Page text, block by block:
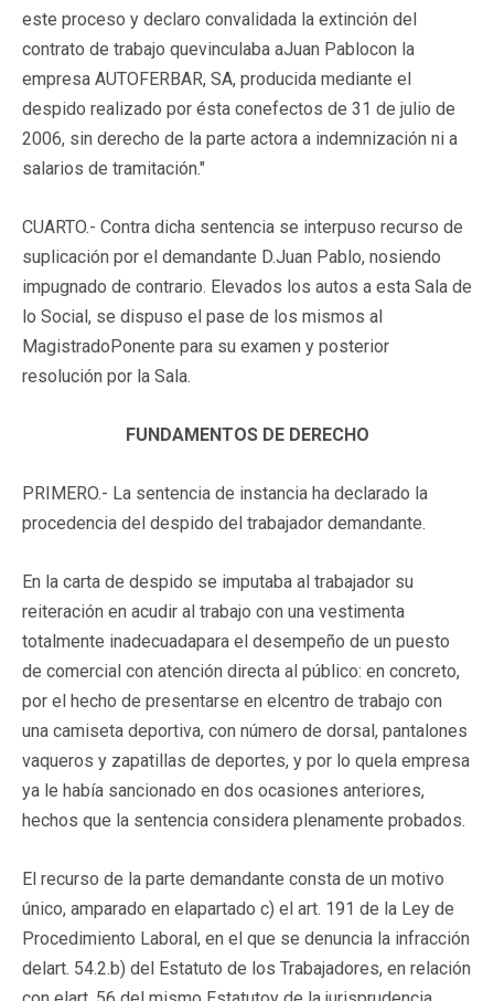
este proceso y declaro convalidada la extinción del
contrato de trabajo quevinculaba aJuan Pablocon la
empresa AUTOFERBAR, SA, producida mediante el
despido realizado por ésta conefectos de 31 de julio de
2006, sin derecho de la parte actora a indemnización ni a
salarios de tramitación."
CUARTO.- Contra dicha sentencia se interpuso recurso de
suplicación por el demandante D.Juan Pablo, nosiendo
impugnado de contrario. Elevados los autos a esta Sala de
lo Social, se dispuso el pase de los mismos al
MagistradoPonente para su examen y posterior
resolución por la Sala.
FUNDAMENTOS DE DERECHO
PRIMERO.- La sentencia de instancia ha declarado la
procedencia del despido del trabajador demandante.
En la carta de despido se imputaba al trabajador su
reiteración en acudir al trabajo con una vestimenta
totalmente inadecuadapara el desempeño de un puesto
de comercial con atención directa al público: en concreto,
por el hecho de presentarse en elcentro de trabajo con
una camiseta deportiva, con número de dorsal, pantalones
vaqueros y zapatillas de deportes, y por lo quela empresa
ya le había sancionado en dos ocasiones anteriores,
hechos que la sentencia considera plenamente probados.
El recurso de la parte demandante consta de un motivo
único, amparado en elapartado c) el art. 191 de la Ley de
Procedimiento Laboral, en el que se denuncia la infracción
delart. 54.2.b) del Estatuto de los Trabajadores, en relación